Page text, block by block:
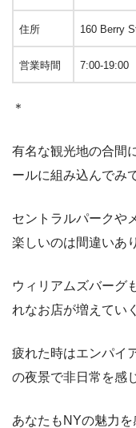
住所 160 Berry
営業時間 7:00-19:00
＊
有名な観光地の合間
ールに組み込んでみ
セントラルパークや
楽しいのは間違いあ
ウィリアムズバーグ
れなお店が増えてい
疲れた時はエンパイ
の夜景で非日常を感
あなたもNYの魅力